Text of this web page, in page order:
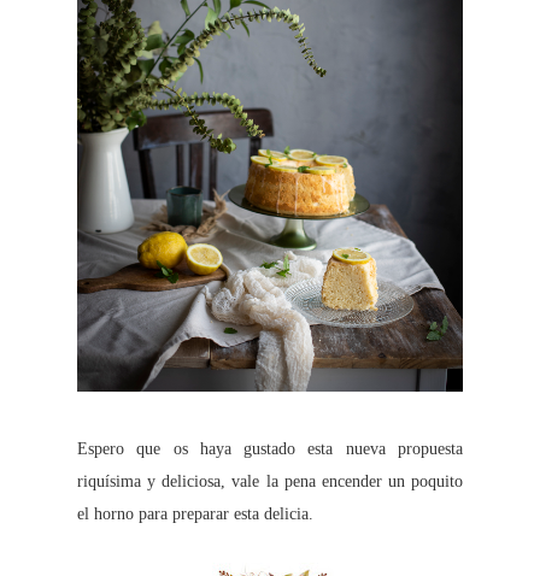
Espero que os haya gustado esta nueva propuesta
riquísima y deliciosa, vale la pena encender un poquito
el horno para preparar esta delicia.